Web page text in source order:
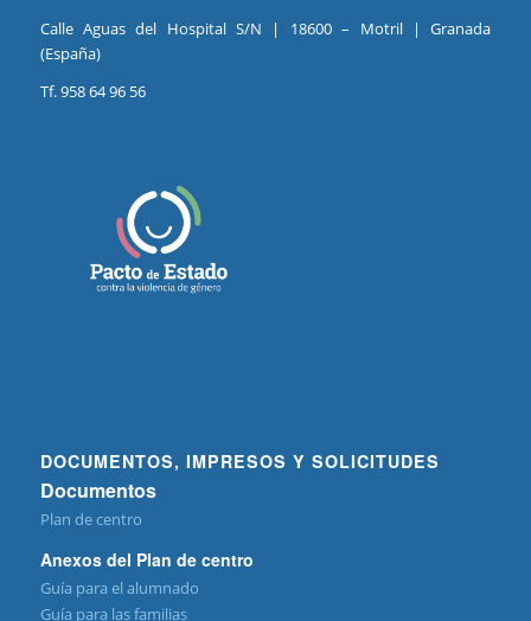
Calle Aguas del Hospital S/N | 18600 – Motril | Granada
(España)
Tf. 958 64 96 56
DOCUMENTOS, IMPRESOS Y SOLICITUDES
Documentos
Plan de centro
Anexos del Plan de centro
Guía para el alumnado
Guía para las familias